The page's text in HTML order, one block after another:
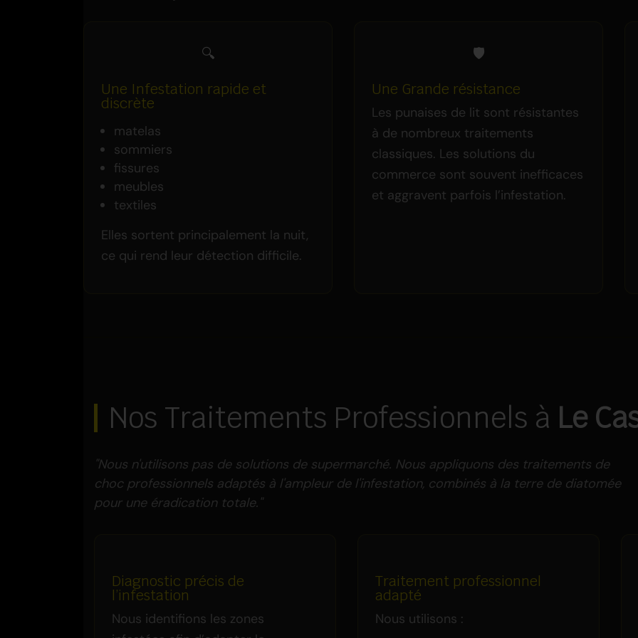
🔍
Une Infestation rapide et
discrète
matelas
sommiers
fissures
meubles
textiles
Elles sortent principalement la nuit,
ce qui rend leur détection difficile.
🛡️
Une Grande résistance
Les punaises de lit sont résistantes
à de nombreux traitements
classiques. Les solutions du
commerce sont souvent inefficaces
et aggravent parfois l’infestation.
Nos Traitements Professionnels à Le
"Nous n'utilisons pas de solutions de supermarché. Nous appliquons des traitements de
choc professionnels adaptés à l'ampleur de l'infestation, combinés à la terre de diatomée
pour une éradication totale."
Diagnostic précis de
l’infestation
Nous identifions les zones
Traitement professionnel
adapté
Nous utilisons :